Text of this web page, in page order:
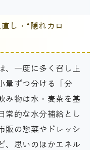
し・“隠れカロ
、一度に多く召し上
量ずつ分ける「分
み物は水・麦茶を基
常的な水分補給とし
販の惣菜やドレッシ
、思いのほかエネル